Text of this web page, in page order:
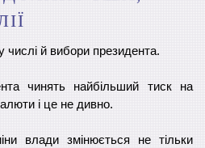
числі й вибори президента.
чинять найбільший тиск на
і це не дивно.
влади змінюється не тільки